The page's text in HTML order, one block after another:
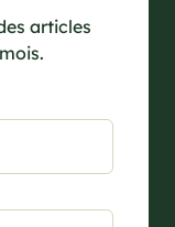
articles